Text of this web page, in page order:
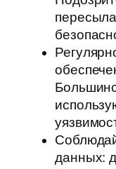
данных: